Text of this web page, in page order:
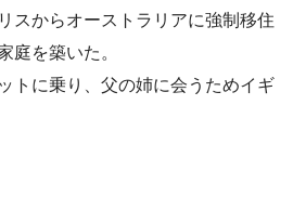
スからオーストラリアに強制移住
庭を築いた。
トに乗り、父の姉に会うためイギ